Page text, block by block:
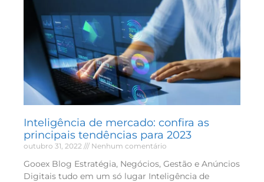
Inteligência de mercado: confira as
principais tendências para 2023
outubro 31, 2022 Nenhum comentário
Gooex Blog Estratégia, Negócios, Gestão e Anúncios
Digitais tudo em um só lugar Inteligência de